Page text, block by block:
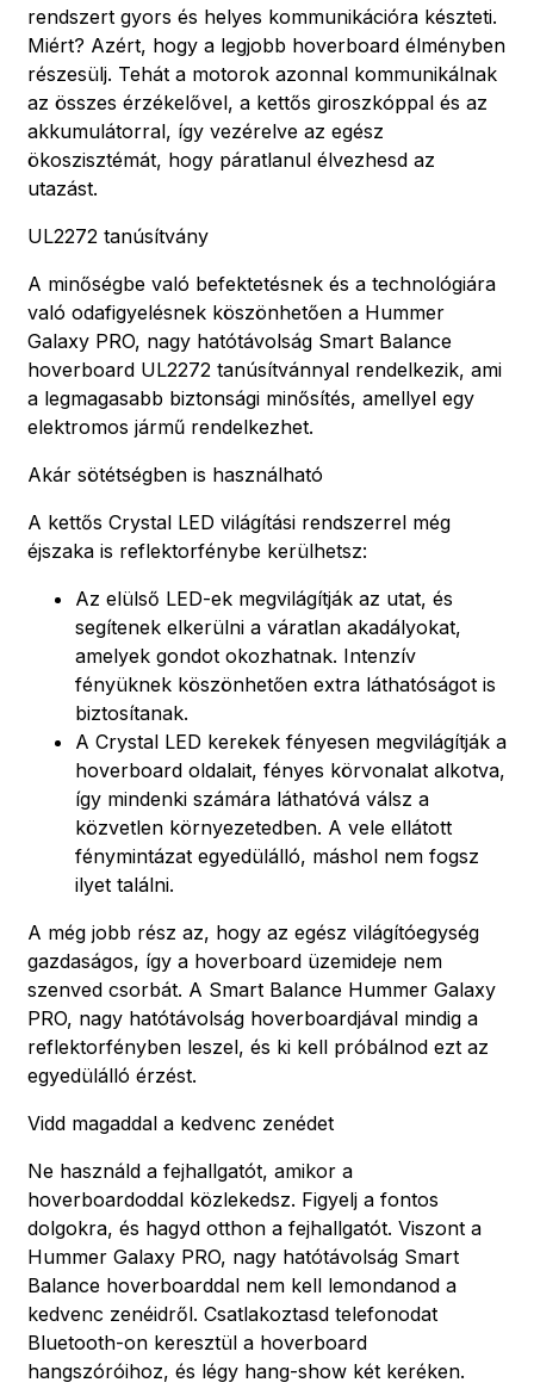
rendszert gyors és helyes kommunikációra készteti.
Miért? Azért, hogy a legjobb hoverboard élményben
részesülj. Tehát a motorok azonnal kommunikálnak
az összes érzékelővel, a kettős giroszkóppal és az
akkumulátorral, így vezérelve az egész
ökoszisztémát, hogy páratlanul élvezhesd az
utazást.
UL2272 tanúsítvány
A minőségbe való befektetésnek és a technológiára
való odafigyelésnek köszönhetően a Hummer
Galaxy PRO, nagy hatótávolság Smart Balance
hoverboard UL2272 tanúsítvánnyal rendelkezik, ami
a legmagasabb biztonsági minősítés, amellyel egy
elektromos jármű rendelkezhet.
Akár sötétségben is használható
A kettős Crystal LED világítási rendszerrel még
éjszaka is reflektorfénybe kerülhetsz:
Az elülső LED-ek megvilágítják az utat, és
segítenek elkerülni a váratlan akadályokat,
amelyek gondot okozhatnak. Intenzív
fényüknek köszönhetően extra láthatóságot is
biztosítanak.
A Crystal LED kerekek fényesen megvilágítják a
hoverboard oldalait, fényes körvonalat alkotva,
így mindenki számára láthatóvá válsz a
közvetlen környezetedben. A vele ellátott
fénymintázat egyedülálló, máshol nem fogsz
ilyet találni.
A még jobb rész az, hogy az egész világítóegység
gazdaságos, így a hoverboard üzemideje nem
szenved csorbát. A Smart Balance Hummer Galaxy
PRO, nagy hatótávolság hoverboardjával mindig a
reflektorfényben leszel, és ki kell próbálnod ezt az
egyedülálló érzést.
Vidd magaddal a kedvenc zenédet
Ne használd a fejhallgatót, amikor a
hoverboardoddal közlekedsz. Figyelj a fontos
dolgokra, és hagyd otthon a fejhallgatót. Viszont a
Hummer Galaxy PRO, nagy hatótávolság Smart
Balance hoverboarddal nem kell lemondanod a
kedvenc zenéidről. Csatlakoztasd telefonodat
Bluetooth-on keresztül a hoverboard
hangszóróihoz, és légy hang-show két keréken.